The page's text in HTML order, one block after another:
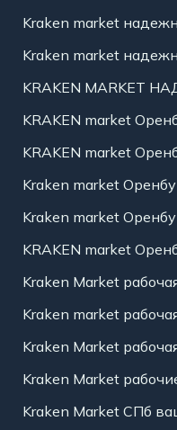
Kraken market
Kraken market
KRAKEN MARKET
KRAKEN market
KRAKEN market
Kraken market
Kraken market
KRAKEN market
Kraken Market
Kraken market
Kraken Market
Kraken Market
Kraken Market СПб